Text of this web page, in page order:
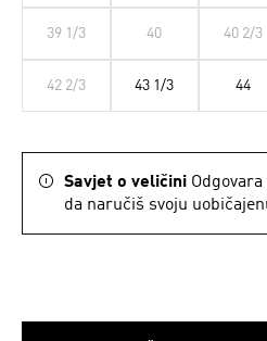
39 1/3 40 40 2/3
42 2/3 43 1/3 44
Savjet o veličini
da naručiš svoju